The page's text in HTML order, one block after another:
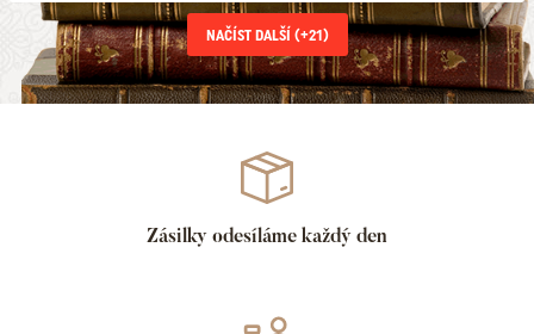
NAČÍST DALŠÍ (+21)
Zásilky odesíláme každý den